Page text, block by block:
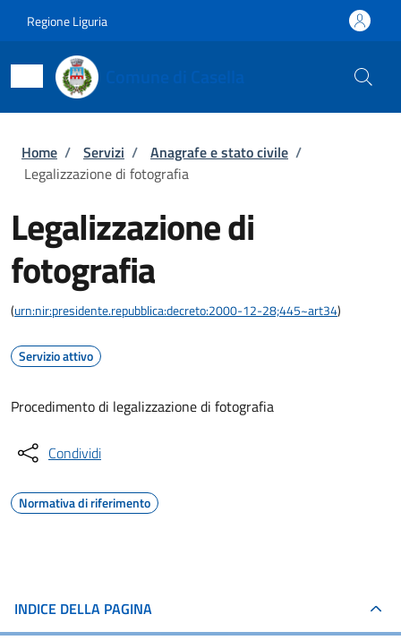
Regione Liguria
Briciole di pane
Home / Servizi / Anagrafe e stato civile /
Legalizzazione di fotografia
Legalizzazione di
fotografia
(urn:nir:presidente.repubblica:decreto:2000-12-28;445~art34)
Servizio attivo
Procedimento di legalizzazione di fotografia
Condividi
Normativa di riferimento
INDICE DELLA PAGINA